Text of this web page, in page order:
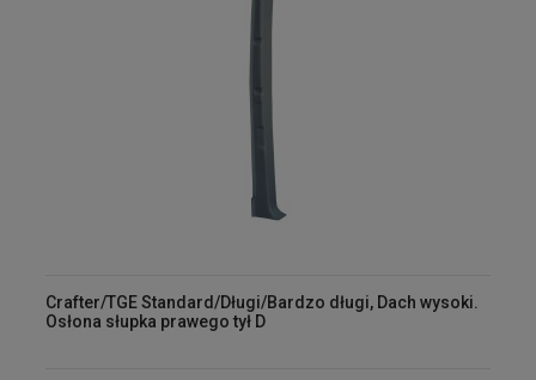
Crafter/TGE Standard/Długi/Bardzo długi, Dach wysoki.
Osłona słupka prawego tył D